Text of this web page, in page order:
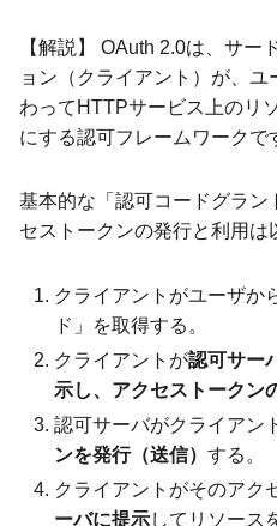
【解説】 OAuth 2.0は、サー
ョン（クライアント）が、
わってHTTPサービス上のリ
にする認可フレームワークで
基本的な「認可コードグラン
セストークンの発行と利用は
クライアントがユーザか
ド」を取得する。
クライアントが認可サー
示し、アクセストークン
認可サーバがクライアン
ンを発行（送信）する。
クライアントがそのアク
ーバに提示してリソース